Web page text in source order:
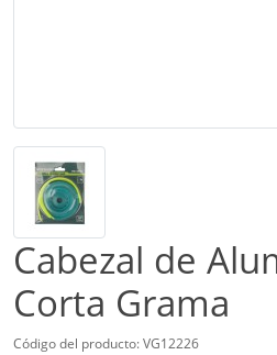
Cabezal de
Corta Grama
Código del producto: VG12226